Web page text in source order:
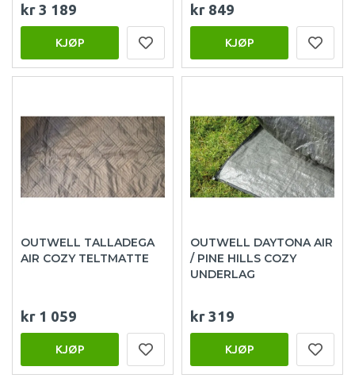
kr 3 189
KJØP
kr 849
KJØP
OUTWELL TALLADEGA
AIR COZY TELTMATTE
kr 1 059
KJØP
OUTWELL DAYTONA AIR
/ PINE HILLS COZY
UNDERLAG
kr 319
KJØP